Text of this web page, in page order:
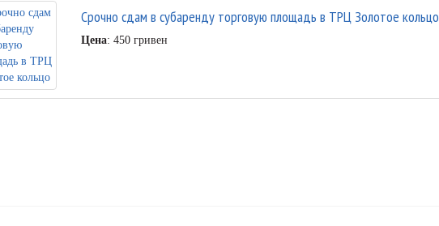
Срочно сдам в субаренду торговую площадь в ТРЦ Золотое кольцо
Цена: 450 гривен